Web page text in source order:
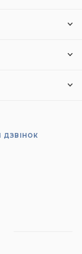
ДЗВІНОК